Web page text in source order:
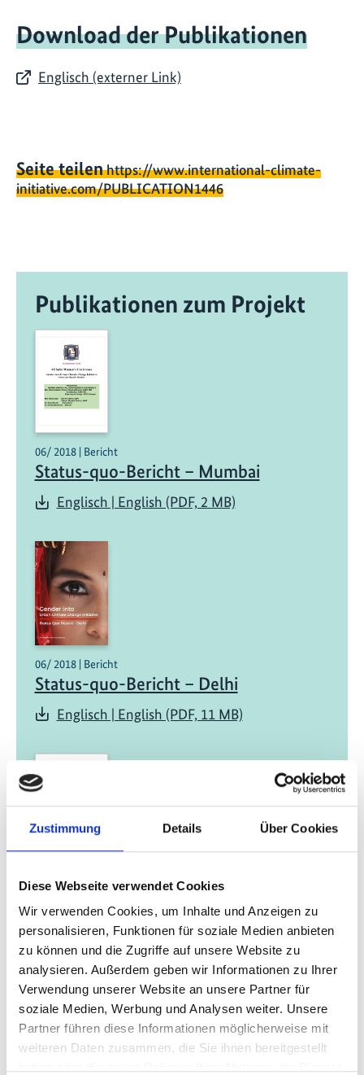
Zustimmung Details Über Cookies
Diese Webseite verwendet Cookies
Wir verwenden Cookies, um Inhalte und Anzeigen zu
personalisieren, Funktionen für soziale Medien anbieten
zu können und die Zugriffe auf unsere Website zu
analysieren. Außerdem geben wir Informationen zu Ihrer
Verwendung unserer Website an unsere Partner für
soziale Medien, Werbung und Analysen weiter. Unsere
Partner führen diese Informationen möglicherweise mit
weiteren Daten zusammen, die Sie ihnen bereitgestellt
Download der Publikationen
Englisch (externer Link)
Seite teilenhttps://www.international-climate-
initiative.com/PUBLICATION1446
Publikationen zum Projekt
06/ 2018 | Bericht
Status-quo-Bericht – Mumbai
Englisch | English (PDF, 2 MB)
06/ 2018 | Bericht
Status-quo-Bericht – Delhi
Englisch | English (PDF, 11 MB)
Status-quo-Bericht – Johannesburg &
Tshwane
Englisch | English (PDF, 2 MB)
Projekt